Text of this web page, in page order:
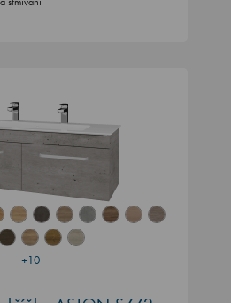
+10